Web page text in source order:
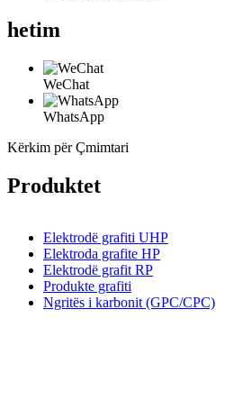
hetim
WeChat
WhatsApp
Kërkim për Çmimtari
Produktet
Elektrodë grafiti UHP
Elektroda grafite HP
Elektrodë grafit RP
Produkte grafiti
Ngritës i karbonit (GPC/CPC)